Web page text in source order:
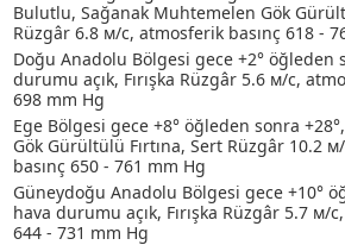
Bulutlu, Sağanak Muhtemelen Gök
Rüzgâr 6.8 м/с, atmosferik basınç 618 -
Doğu Anadolu Bölgesi gece +2° öğleden
durumu açık, Fırışka Rüzgâr 5.6 м/с,
698 mm Hg
Ege Bölgesi gece +8° öğleden sonra
Gök Gürültülü Fırtına, Sert Rüzgâr 10.2
basınç 650 - 761 mm Hg
Güneydoğu Anadolu Bölgesi gece +10°
hava durumu açık, Fırışka Rüzgâr 5.7 м/
644 - 731 mm Hg